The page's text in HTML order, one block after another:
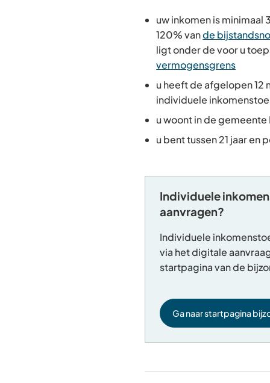
uw inkomen is minimaal
120% vande
ligt onder de voor u
vermogensgrens
u heeft de afgelopen 12
individuele
u woont in de
u bent tussen 21 jaar en
Individuele
aanvragen?
Individuele
via het digitale
startpagina van de
Ga naar startpagina